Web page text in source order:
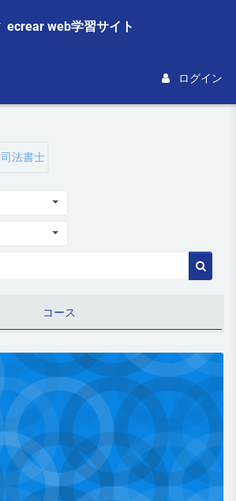
ecrear web学習サイト
ログイン
司法書士
コース
コース